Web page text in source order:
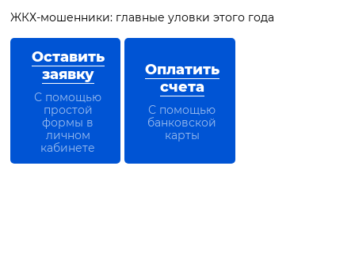
Оставить
заявку
С помощью
простой
формы в
личном
кабинете
Оплатить
счета
С помощью
банковской
карты
ЖКХ-мошенники: главные уловки этого года